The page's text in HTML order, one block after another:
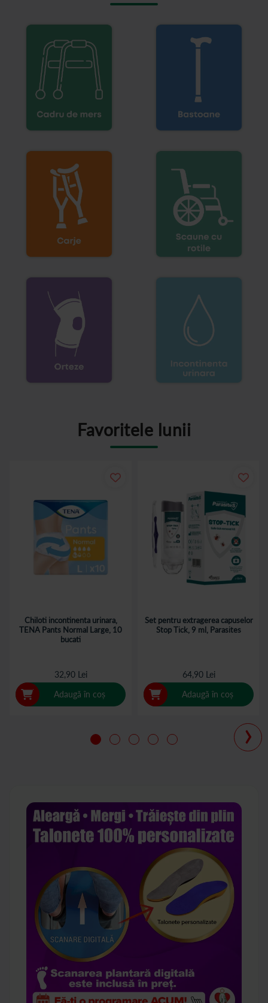
Favoritele lunii
Chiloti incontinenta urinara,
TENA Pants Normal Large, 10
bucati
32,90 Lei
Adaugă în coș
Set pentru extragerea capuselor
Stop Tick, 9 ml, Parasites
64,90 Lei
Adaugă în coș
›